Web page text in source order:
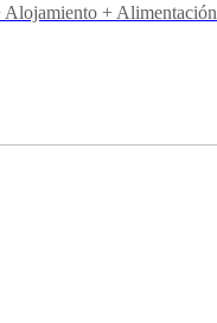
Alojamiento + Alimentación